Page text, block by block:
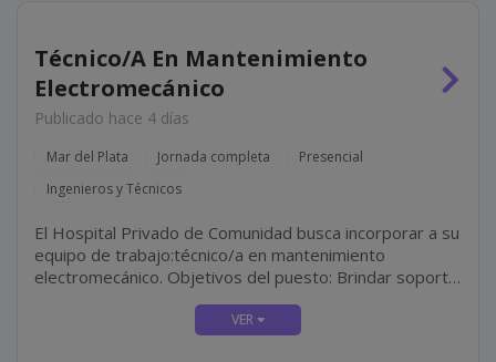
Técnico/A En Mantenimiento
Electromecánico
Publicado hace 4 días
Mar del Plata Jornada completa
Presencial
Ingenieros y Técnicos
El Hospital Privado de Comunidad busca incorporar a su
equipo de trabajo:técnico/a en mantenimiento
electromecánico. Objetivos del puesto: Brindar soporte
técnico integral a los sectores del hospital mediante
tareas de mantenimiento preventivo, correctivo y